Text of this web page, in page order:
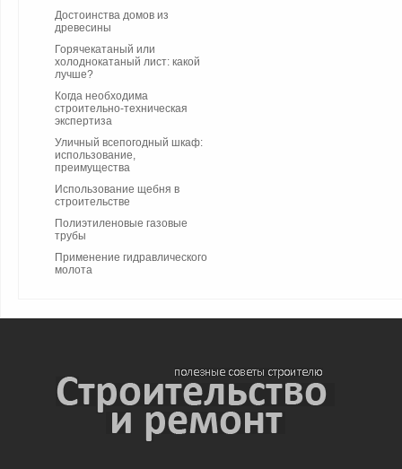
Достоинства домов из
древесины
Горячекатаный или
холоднокатаный лист: какой
лучше?
Когда необходима
строительно-техническая
экспертиза
Уличный всепогодный шкаф:
использование,
преимущества
Использование щебня в
строительстве
Полиэтиленовые газовые
трубы
Применение гидравлического
молота